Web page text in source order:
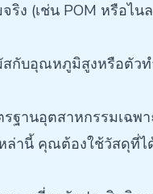
ง (เช่น POM หรือไ
บอุณหภูมิสูงหรือตัว
นอุตสาหกรรมเฉพา
านี้ คุณต้องใช้วัสดุที่